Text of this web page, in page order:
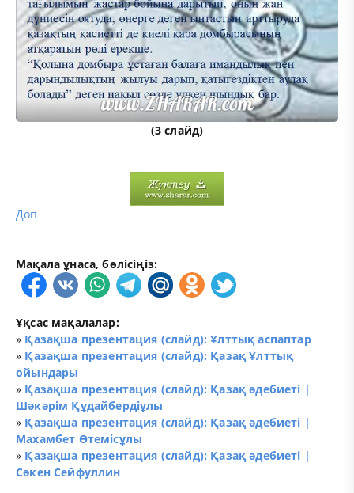
(3 слайд)
Доп
Мақала ұнаса, бөлісіңіз:
Ұқсас мақалалар:
» Қазақша презентация (слайд): Ұлттық аспаптар
» Қазақша презентация (слайд): Қазақ Ұлттық
ойындары
» Қазақша презентация (слайд): Қазақ әдебиеті |
Шәкәрім Құдайбердіұлы
» Қазақша презентация (слайд): Қазақ әдебиеті |
Махамбет Өтемісұлы
» Қазақша презентация (слайд): Қазақ әдебиеті |
Сәкен Сейфуллин